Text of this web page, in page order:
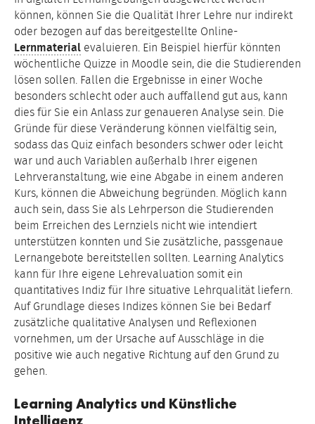
können, können Sie die Qualität Ihrer Lehre nur indirekt
oder bezogen auf das bereitgestellte Online-
Lernmaterial evaluieren. Ein Beispiel hierfür könnten
wöchentliche Quizze in Moodle sein, die die Studierenden
lösen sollen. Fallen die Ergebnisse in einer Woche
besonders schlecht oder auch auffallend gut aus, kann
dies für Sie ein Anlass zur genaueren Analyse sein. Die
Gründe für diese Veränderung können vielfältig sein,
sodass das Quiz einfach besonders schwer oder leicht
war und auch Variablen außerhalb Ihrer eigenen
Lehrveranstaltung, wie eine Abgabe in einem anderen
Kurs, können die Abweichung begründen. Möglich kann
auch sein, dass Sie als Lehrperson die Studierenden
beim Erreichen des Lernziels nicht wie intendiert
unterstützen konnten und Sie zusätzliche, passgenaue
Lernangebote bereitstellen sollten. Learning Analytics
kann für Ihre eigene Lehrevaluation somit ein
quantitatives Indiz für Ihre situative Lehrqualität liefern.
Auf Grundlage dieses Indizes können Sie bei Bedarf
zusätzliche qualitative Analysen und Reflexionen
vornehmen, um der Ursache auf Ausschläge in die
positive wie auch negative Richtung auf den Grund zu
gehen.
Learning Analytics und Künstliche